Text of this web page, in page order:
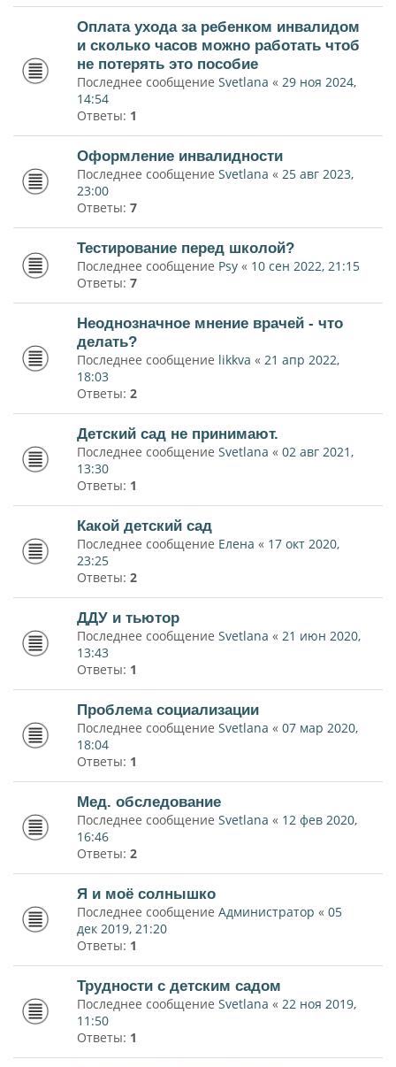
Оплата ухода за ребенком инвалидом
и сколько часов можно работать чтоб
не потерять это пособие
Последнее сообщение Svetlana « 29 ноя 2024,
14:54
Ответы: 1
Оформление инвалидности
Последнее сообщение Svetlana « 25 авг 2023,
23:00
Ответы: 7
Тестирование перед школой?
Последнее сообщение Psy « 10 сен 2022, 21:15
Ответы: 7
Неоднозначное мнение врачей - что
делать?
Последнее сообщение likkva « 21 апр 2022,
18:03
Ответы: 2
Детский сад не принимают.
Последнее сообщение Svetlana « 02 авг 2021,
13:30
Ответы: 1
Какой детский сад
Последнее сообщение Елена « 17 окт 2020,
23:25
Ответы: 2
ДДУ и тьютор
Последнее сообщение Svetlana « 21 июн 2020,
13:43
Ответы: 1
Проблема социализации
Последнее сообщение Svetlana « 07 мар 2020,
18:04
Ответы: 1
Мед. обследование
Последнее сообщение Svetlana « 12 фев 2020,
16:46
Ответы: 2
Я и моё солнышко
Последнее сообщение Администратор « 05
дек 2019, 21:20
Ответы: 1
Трудности с детским садом
Последнее сообщение Svetlana « 22 ноя 2019,
11:50
Ответы: 1